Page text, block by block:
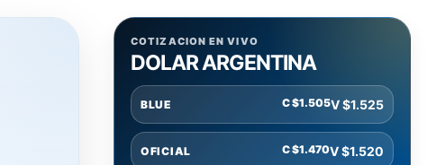
COTIZACION EN VIVO
DOLAR ARGENTINA
BLUE C $1.505V $1.525
OFICIAL C $1.470V $1.520